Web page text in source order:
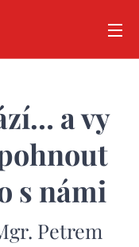
a vy
s námi
Petrem